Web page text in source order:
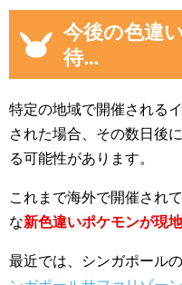
今後の色違
待…
特定の地域で開催される
された場合、その数日後
る可能性があります。
これまで海外で開催され
な新色違いポケモンが現
最近では、シンガポール